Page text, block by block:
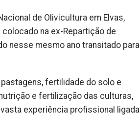
de Olivicultura em Elvas,
na ex-Repartição de
nesse mesmo ano transitado para
fertilidade do solo e
e fertilização das culturas,
experiência profissional ligada